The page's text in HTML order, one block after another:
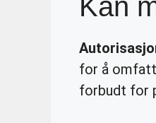
for å
forbudt for